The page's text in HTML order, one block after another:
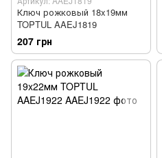
Ключ рожковый 18x19мм
TOPTUL AAEJ1819
207 грн